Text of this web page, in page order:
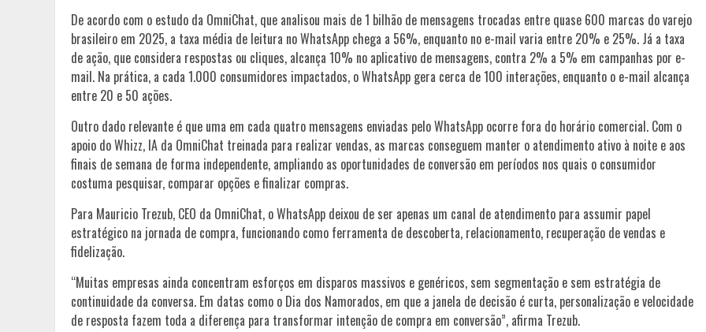
De acordo com o estudo da OmniChat, que analisou mais de 1 bilhão de mensagens trocadas entre quase 600 marcas do varejo
brasileiro em 2025, a taxa média de leitura no WhatsApp chega a 56%, enquanto no e-mail varia entre 20% e 25%. Já a taxa
de ação, que considera respostas ou cliques, alcança 10% no aplicativo de mensagens, contra 2% a 5% em campanhas por e-
mail. Na prática, a cada 1.000 consumidores impactados, o WhatsApp gera cerca de 100 interações, enquanto o e-mail alcança
entre 20 e 50 ações.
Outro dado relevante é que uma em cada quatro mensagens enviadas pelo WhatsApp ocorre fora do horário comercial. Com o
apoio do Whizz, IA da OmniChat treinada para realizar vendas, as marcas conseguem manter o atendimento ativo à noite e aos
finais de semana de forma independente, ampliando as oportunidades de conversão em períodos nos quais o consumidor
costuma pesquisar, comparar opções e finalizar compras.
Para Mauricio Trezub, CEO da OmniChat, o WhatsApp deixou de ser apenas um canal de atendimento para assumir papel
estratégico na jornada de compra, funcionando como ferramenta de descoberta, relacionamento, recuperação de vendas e
fidelização.
“Muitas empresas ainda concentram esforços em disparos massivos e genéricos, sem segmentação e sem estratégia de
continuidade da conversa. Em datas como o Dia dos Namorados, em que a janela de decisão é curta, personalização e velocidade
de resposta fazem toda a diferença para transformar intenção de compra em conversão”, afirma Trezub.